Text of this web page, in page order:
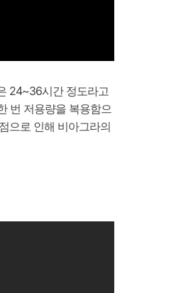
24~36시간 정도라고
번 저용량을 복용함으
으로 인해 비아그라의